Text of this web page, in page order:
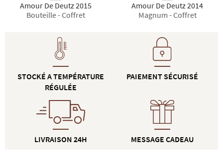
Amour De Deutz 2015
Bouteille - Coffret
Amour De Deutz 2014
Magnum - Coffret
STOCKÉ A TEMPÉRATURE
RÉGULÉE
LIVRAISON 24H
PAIEMENT SÉCURISÉ
MESSAGE CADEAU